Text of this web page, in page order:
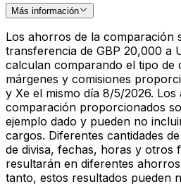
Más información
Los ahorros de la comparación
transferencia de GBP 20,000 a
calculan comparando el tipo de
márgenes y comisiones
y Xe el mismo día 8/5/2026.
comparación proporcionados
ejemplo dado y pueden no
cargos. Diferentes cantidades
de divisa, fechas, horas y otros
resultarán en diferentes
tanto, estos resultados pueden